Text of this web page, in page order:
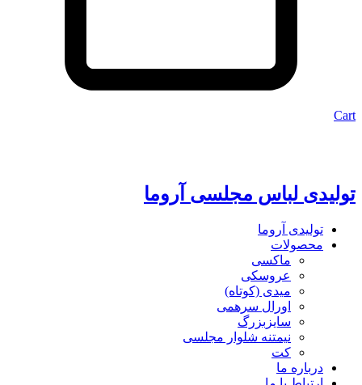
Cart
تولیدی لباس مجلسی آروما
تولیدی آروما
محصولات
ماکسی
عروسکی
میدی (کوتاه)
اورال سرهمی
سایزبزرگ
نیمتنه شلوار مجلسی
کت
درباره ما